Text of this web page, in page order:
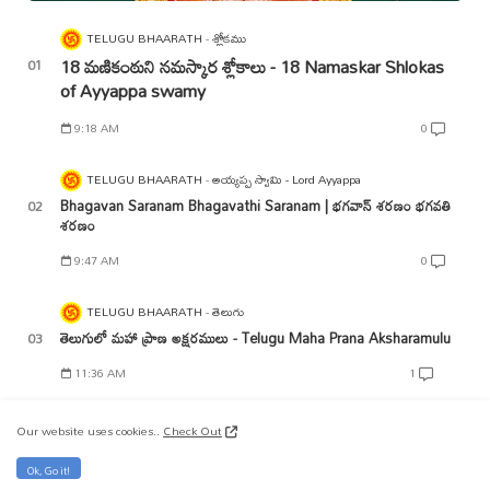
TELUGU BHAARATH శ్లోకము
18 మణికంఠుని నమస్కార శ్లోకాలు - 18 Namaskar Shlokas
of Ayyappa swamy
9:18 AM 0
TELUGU BHAARATH అయ్యప్ప స్వామి - Lord Ayyappa
Bhagavan Saranam Bhagavathi Saranam | భగవాన్ శరణం భగవతి
శరణం
9:47 AM 0
TELUGU BHAARATH తెలుగు
తెలుగులో మహా ప్రాణ అక్షరములు - Telugu Maha Prana Aksharamulu
11:36 AM 1
TELUGU BHAARATH అయ్యప్ప మంత్రం
ఓం శ్రీ స్వామియే శరణం అయ్యప్ప మంత్రం | Om Sri Swamye Saranam
Ayyappa Mantram
Our website uses cookies..Check Out
Ok, Go it!